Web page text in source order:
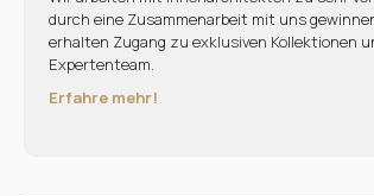
durch eine Zusammenarbeit mit uns
erhalten Zugang zu exklusiven Kollektionen
Expertenteam.
Erfahre mehr!